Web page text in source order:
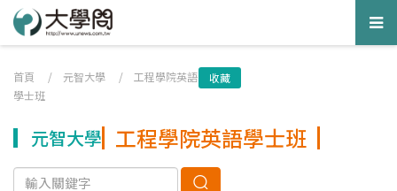
首頁 / 元智大學 / 工程學院英語
學士班
收藏
元智大學 工程學院英語學士班